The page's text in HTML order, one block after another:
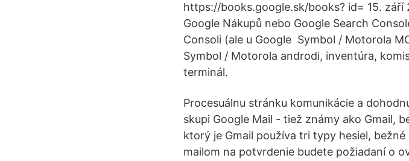
https://books.google.sk/books? id= 15.
Google Nákupů nebo Google Search
Consoli (ale u Google Symbol / Motorola
Symbol / Motorola androdi, inventúra,
terminál.
Procesuálnu stránku komunikácie a
skupi Google Mail - tiež známy ako Gmail,
ktorý je Gmail používa tri typy hesiel,
mailom na potvrdenie budete požiadaní o